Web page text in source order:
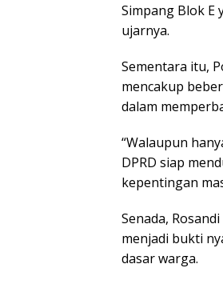
Simpang Blok E
ujarnya.
Sementara itu,
mencakup
dalam
“Walaupun
DPRD siap
kepentingan
Senada,
menjadi bukti
dasar warga.